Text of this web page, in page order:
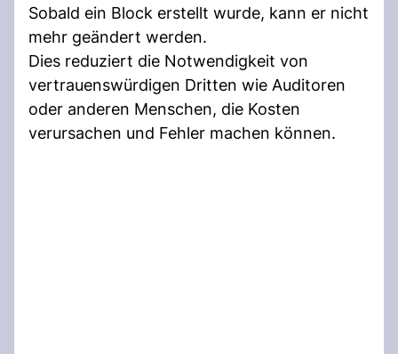
Sobald ein Block erstellt wurde, kann er nicht
mehr geändert werden.
Dies reduziert die Notwendigkeit von
vertrauenswürdigen Dritten wie Auditoren
oder anderen Menschen, die Kosten
verursachen und Fehler machen können.